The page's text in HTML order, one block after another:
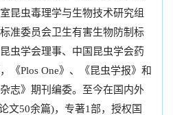
昆虫毒理学与生物技术研究组
准委员会卫生有害生物防制标
虫学会理事、中国昆虫学会药
《Plos One》、《昆虫学报》和
志》期刊编委。至今在国内外
文50余篇)，专著1部，授权国